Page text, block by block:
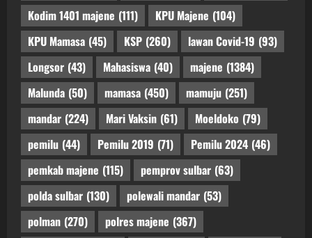
Kodim 1401 majene (111) KPU Majene (104)
KPU Mamasa (45) KSP (260) lawan Covid-19 (93)
Longsor (43) Mahasiswa (40) majene (1384)
Malunda (50) mamasa (450) mamuju (251)
mandar (224) Mari Vaksin (61) Moeldoko (79)
pemilu (44) Pemilu 2019 (71) Pemilu 2024 (46)
pemkab majene (115) pemprov sulbar (63)
polda sulbar (130) polewali mandar (53)
polman (270) polres majene (367)